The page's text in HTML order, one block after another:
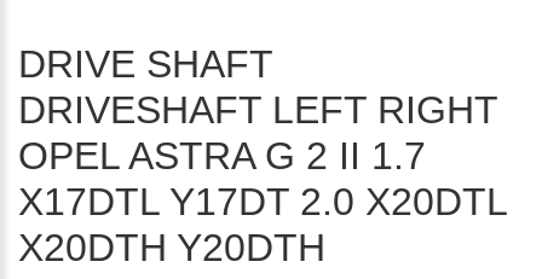
DRIVE SHAFT
DRIVESHAFT LEFT RIGHT
OPEL ASTRA G 2 II 1.7
X17DTL Y17DT 2.0 X20DTL
X20DTH Y20DTH